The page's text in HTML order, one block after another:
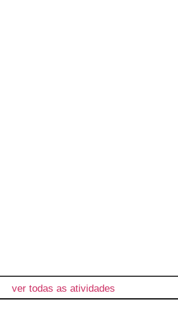
ver todas as atividades